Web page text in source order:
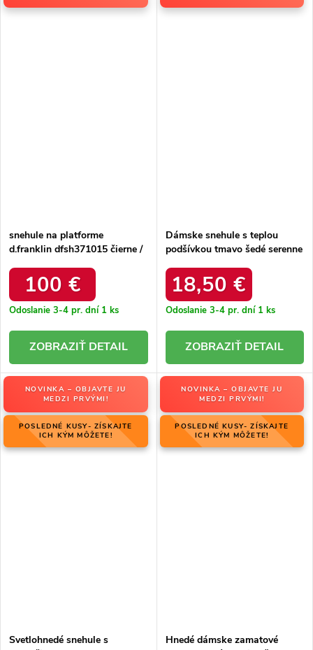
snehule na platforme
d.franklin dfsh371015 čierne /
100 €
Odoslanie 3-4 pr. dní 1 ks
DETAIL
Dámske snehule s teplou
podšívkou tmavo šedé serenne
18,50 €
Odoslanie 3-4 pr. dní 1 ks
DETAIL
NOVINKA – OBJAVTE JU
MEDZI PRVÝMI!
POSLEDNÉ KUSY- ZÍSKAJTE
ICH KÝM MÔŽETE!
Svetlohnedé snehule s
NOVINKA – OBJAVTE JU
MEDZI PRVÝMI!
POSLEDNÉ KUSY- ZÍSKAJTE
ICH KÝM MÔŽETE!
Hnedé dámske zamatové